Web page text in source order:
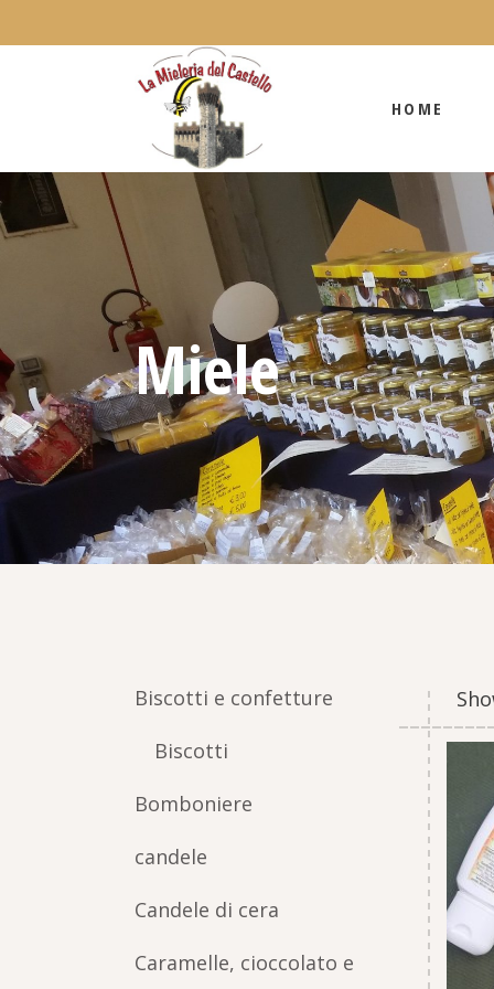
HOME
Miele
Biscotti e confetture
Biscotti
Bomboniere
candele
Candele di cera
Caramelle, cioccolato e